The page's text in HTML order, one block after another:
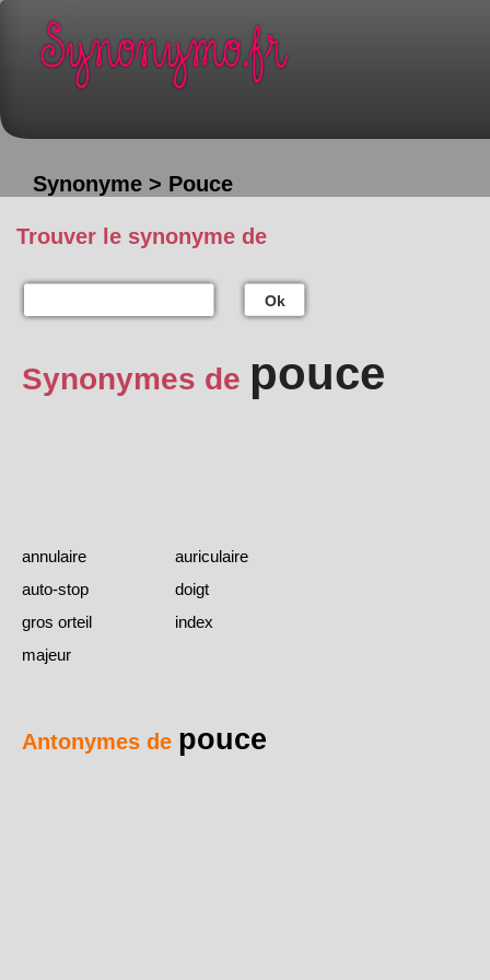
Synonyme > Pouce
Trouver le synonyme de
Ok
Synonymes de pouce
annulaire
auriculaire
auto-stop
doigt
gros orteil
index
majeur
Antonymes de pouce